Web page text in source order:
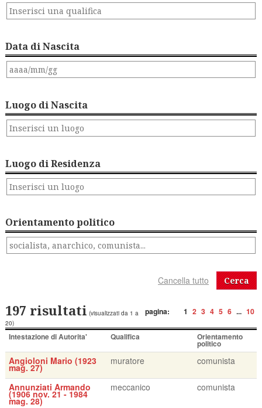
Data di Nascita
Luogo di Nascita
Luogo di Residenza
Orientamento politico
Cerca
pagina: 1 2 3 4 5 6 ... 10
197 risultati (visualizzati da 1 a
20)
Intestazione di Autorita' Qualifica Orientamento
politico
Angioloni Mario (1923
mag. 27)
muratore comunista
Annunziati Armando
(1906 nov. 21 - 1984
mag. 28)
meccanico comunista